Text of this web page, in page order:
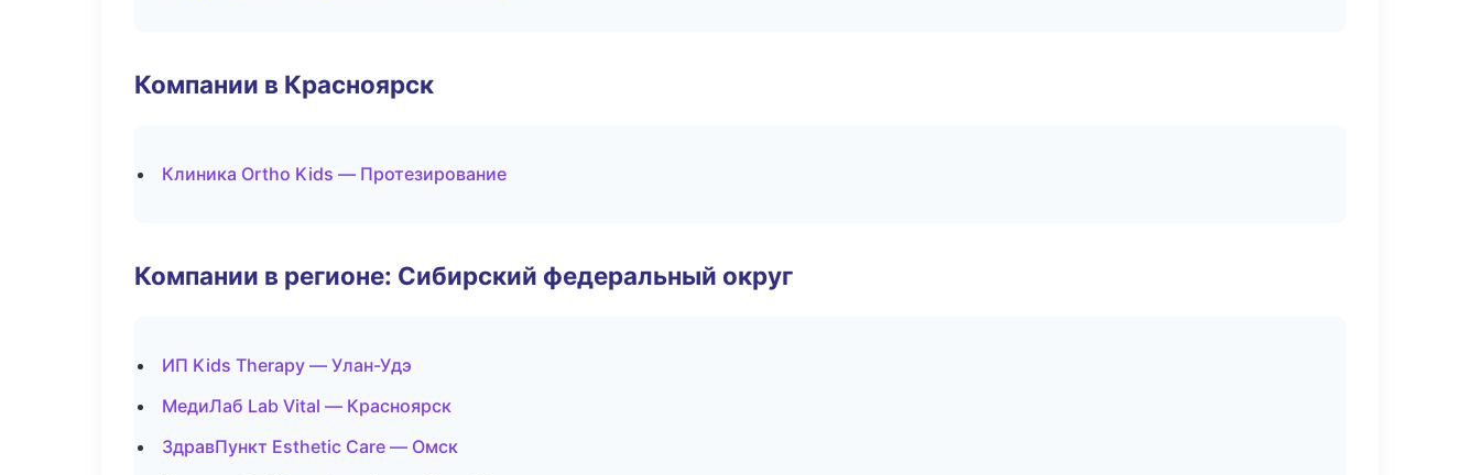
Компании в Красноярск
Клиника Ortho Kids — Протезирование
Компании в регионе: Сибирский федеральный округ
ИП Kids Therapy — Улан-Удэ
МедиЛаб Lab Vital — Красноярск
ЗдравПункт Esthetic Care — Омск